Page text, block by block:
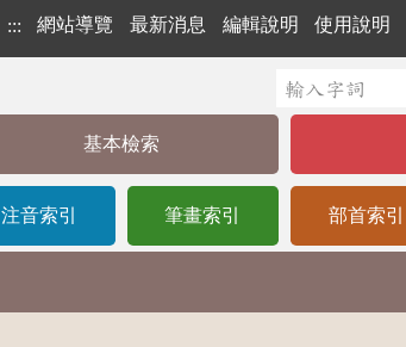
::: 網站導覽 最新消息 編輯說明 使用說明
基本檢索
注音索引 筆畫索引 部首索引